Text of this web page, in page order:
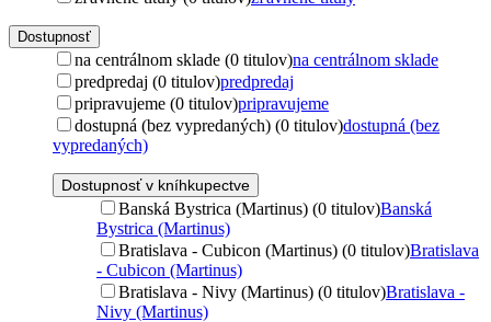
Dostupnosť
na centrálnom sklade (0 titulov)na centrálnom sklade
predpredaj (0 titulov)predpredaj
pripravujeme (0 titulov)pripravujeme
dostupná (bez vypredaných) (0 titulov)dostupná (bez
vypredaných)
Dostupnosť v kníhkupectve
Banská Bystrica (Martinus) (0 titulov)Banská
Bystrica (Martinus)
Bratislava - Cubicon (Martinus) (0 titulov)Bratislava
- Cubicon (Martinus)
Bratislava - Nivy (Martinus) (0 titulov)Bratislava -
Nivy (Martinus)